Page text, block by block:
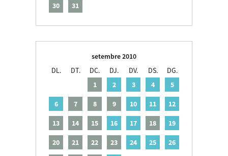
30 31
setembre 2010
DL.
DT. DC. DJ. DV. DS.
DG.
1
2 3 4 5
6 7 8 9 10 11 12
13 14 15 16 17 18 19
20 21 22 23 24 25 26